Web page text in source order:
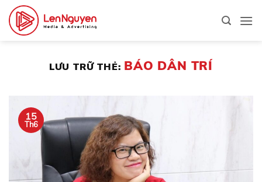
qua
LƯU TRỮ THẺ: BÁO DÂN TRÍ
15
Th6